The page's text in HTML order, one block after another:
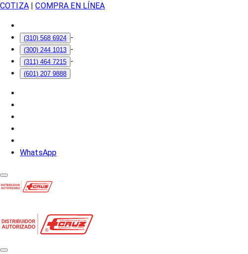
COTIZA| COMPRA EN LÍNEA
(310) 568 6924 -
(300) 244 1013 -
(311) 464 7215 -
(601) 207 9888
WhatsApp